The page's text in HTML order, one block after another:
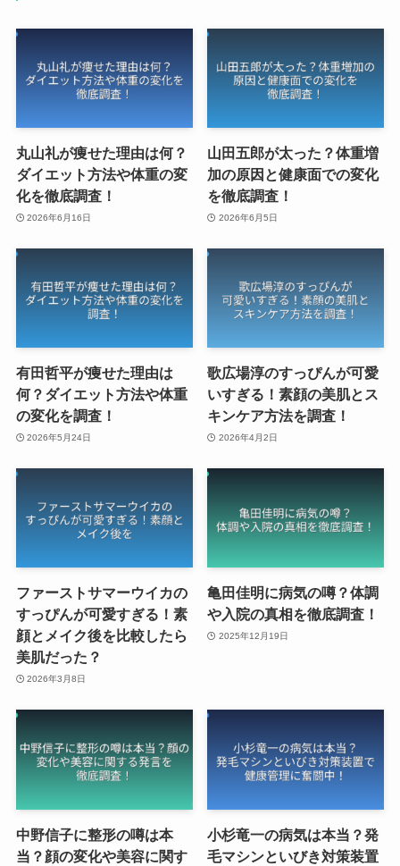
丸山礼が痩せた理由は何？
ダイエット方法や体重の変
化を徹底調査！
2026年6月16日
山田五郎が太った？体重増
加の原因と健康面での変化
を徹底調査！
2026年6月5日
有田哲平が痩せた理由は
何？ダイエット方法や体重
の変化を調査！
2026年5月24日
歌広場淳のすっぴんが可愛
いすぎる！素顔の美肌とス
キンケア方法を調査！
2026年4月2日
ファーストサマーウイカの
すっぴんが可愛すぎる！素
顔とメイク後を比較したら
美肌だった？
2026年3月8日
亀田佳明に病気の噂？体調
や入院の真相を徹底調査！
2025年12月19日
中野信子に整形の噂は本
当？顔の変化や美容に関す
小杉竜一の病気は本当？発
毛マシンといびき対策装置